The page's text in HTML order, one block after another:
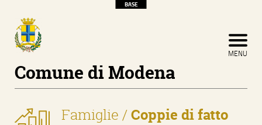
Comune di Modena
BASE
MENU
Famiglie /Coppie di fatto
CERCA